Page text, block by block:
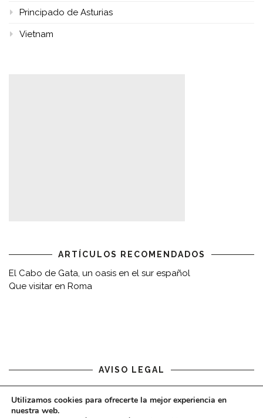
Principado de Asturias
Vietnam
ARTÍCULOS RECOMENDADOS
El Cabo de Gata, un oasis en el sur español
Que visitar en Roma
AVISO LEGAL
Aviso legal
Utilizamos cookies para ofrecerte la mejor experiencia en
nuestra web.